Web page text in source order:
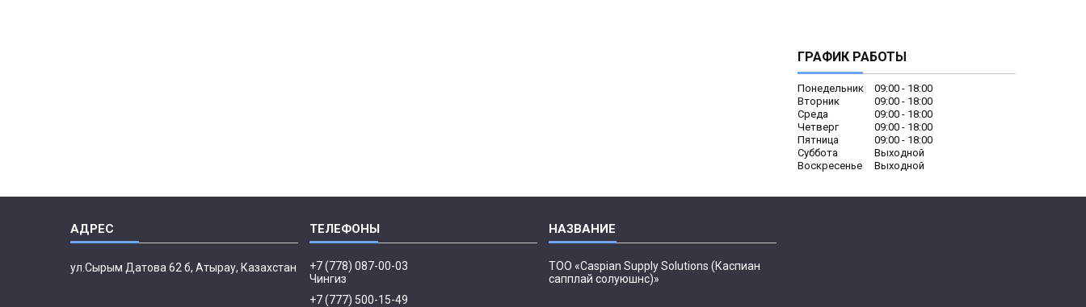
ГРАФИК РАБОТЫ
Понедельник 09:00
18:00
Вторник
09:00
18:00
Среда
09:00
18:00
Четверг
09:00
18:00
Пятница
09:00
18:00
Суббота
Выходной
Воскресенье
Выходной
ул.Сырым Датова 62 б, Атырау, Казахстан
+7 (778) 087-00-03
Чингиз
+7 (777) 500-15-49
ТОО «Caspian Supply Solutions (Каспиан
сапплай солуюшнс)»